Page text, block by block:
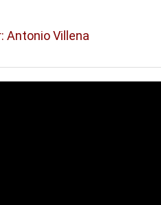
Antonio Villena